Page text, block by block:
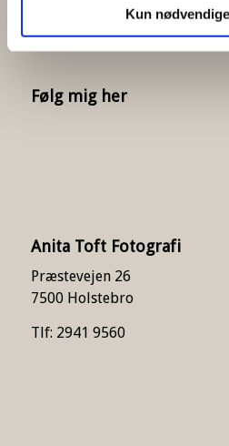
Kun
Følg mig her
Anita Toft Fotografi
Præstevejen 26
7500 Holstebro
Tlf: 2941 9560